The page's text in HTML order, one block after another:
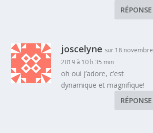
RÉPONSE
joscelyne sur 18 novembre
2019 à 10 h 35 min
oh oui j’adore, c’est
dynamique et magnifique!
RÉPONSE